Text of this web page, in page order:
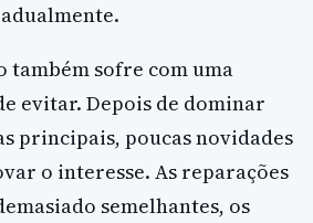
também sofre com uma
evitar. Depois de dominar
principais, poucas novidades
o interesse. As reparações
semelhantes, os